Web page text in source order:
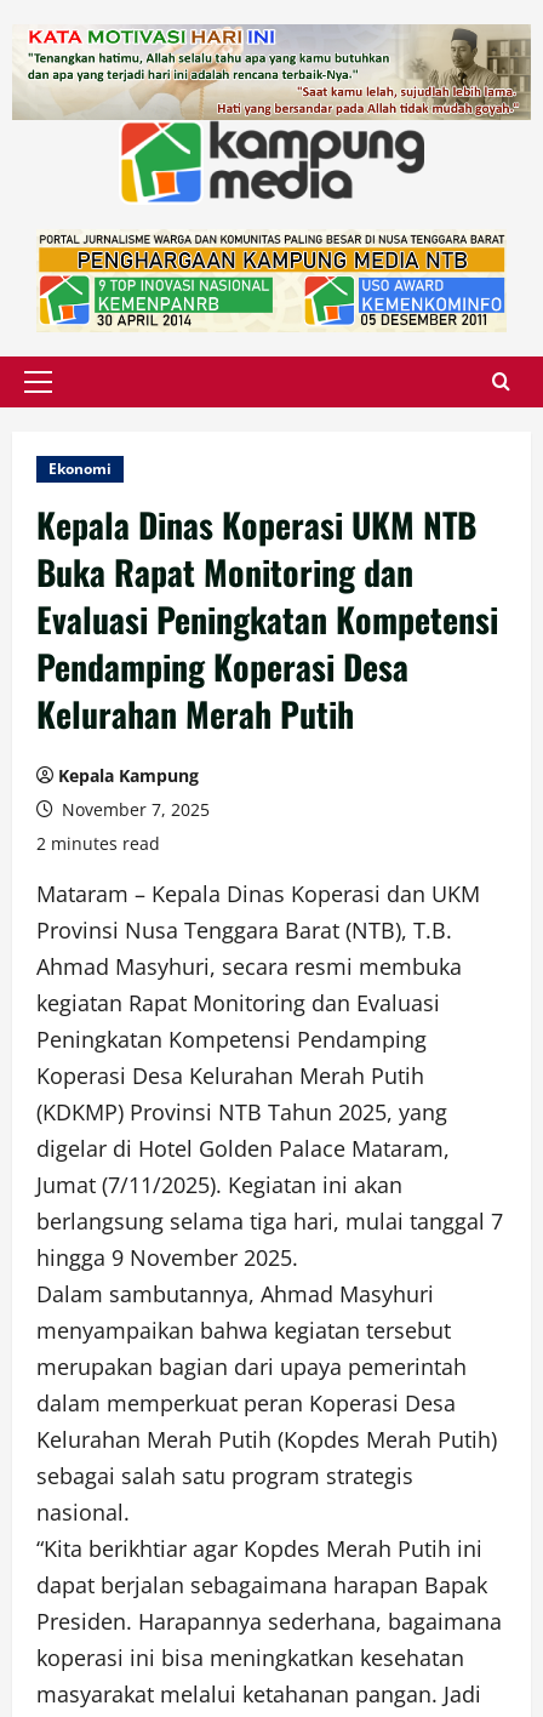
content
Primary
Ekonomi
Kepala Dinas Koperasi UKM NTB
Buka Rapat Monitoring dan
Evaluasi Peningkatan Kompetensi
Pendamping Koperasi Desa
Kelurahan Merah Putih
Kepala Kampung
November 7, 2025
2 minutes read
Mataram – Kepala Dinas Koperasi dan UKM
Provinsi Nusa Tenggara Barat (NTB), T.B.
Ahmad Masyhuri, secara resmi membuka
kegiatan Rapat Monitoring dan Evaluasi
Peningkatan Kompetensi Pendamping
Koperasi Desa Kelurahan Merah Putih
(KDKMP) Provinsi NTB Tahun 2025, yang
digelar di Hotel Golden Palace Mataram,
Jumat (7/11/2025). Kegiatan ini akan
berlangsung selama tiga hari, mulai tanggal 7
hingga 9 November 2025.
Dalam sambutannya, Ahmad Masyhuri
menyampaikan bahwa kegiatan tersebut
merupakan bagian dari upaya pemerintah
dalam memperkuat peran Koperasi Desa
Kelurahan Merah Putih (Kopdes Merah Putih)
sebagai salah satu program strategis
nasional.
“Kita berikhtiar agar Kopdes Merah Putih ini
dapat berjalan sebagaimana harapan Bapak
Presiden. Harapannya sederhana, bagaimana
koperasi ini bisa meningkatkan kesehatan
masyarakat melalui ketahanan pangan. Jadi